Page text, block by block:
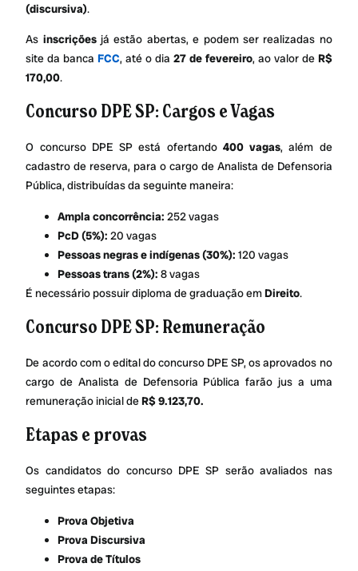
(discursiva).
As inscriçõesjá estão abertas, e podem ser realizadas no
site da bancaFCC, até o dia 27 de fevereiro, ao valor de R$
170,00.
Concurso DPE SP: Cargos e Vagas
O concurso DPE SP está ofertando 400 vagas, além de
cadastro de reserva, para o cargo de Analista de Defensoria
Pública, distribuídas da seguinte maneira:
Ampla concorrência: 252 vagas
PcD (5%): 20 vagas
Pessoas negras e indígenas (30%): 120 vagas
Pessoas trans (2%): 8 vagas
É necessário possuir diploma de graduação emDireito.
Concurso DPE SP: Remuneração
De acordo com o edital do concurso DPE SP, os aprovados no
cargo de Analista de Defensoria Pública farão jus a uma
remuneração inicial deR$ 9.123,70.
Etapas e provas
Os candidatos do concurso DPE SP serão avaliados nas
seguintes etapas:
Prova Objetiva
Prova Discursiva
Prova de Títulos